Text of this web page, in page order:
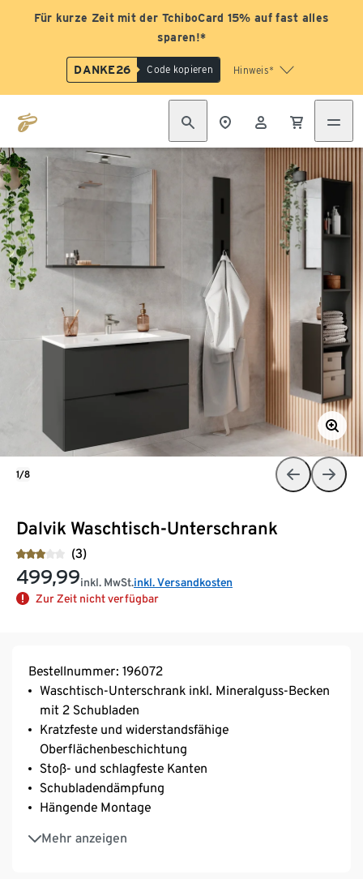
Für kurze Zeit mit der TchiboCard 15% auf fast alles
sparen!*
DANKE26 Code kopieren Hinweis*
Dalvik Waschtisch-Unterschrank
(3)
499,99inkl. MwSt.inkl. Versandkosten
Zur Zeit nicht verfügbar
1/8
Bestellnummer: 196072
Waschtisch-Unterschrank inkl. Mineralguss-Becken
mit 2 Schubladen
Kratzfeste und widerstandsfähige
Oberflächenbeschichtung
Stoß- und schlagfeste Kanten
Schubladendämpfung
Hängende Montage
Mehr anzeigen
Mit Kantengriffen aus Metall
Mineralguss-Becken mit lackierter Beschichtung